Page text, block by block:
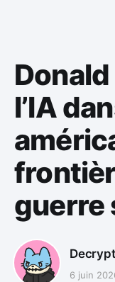
l’IA
guerre
Decrypt
6 juin